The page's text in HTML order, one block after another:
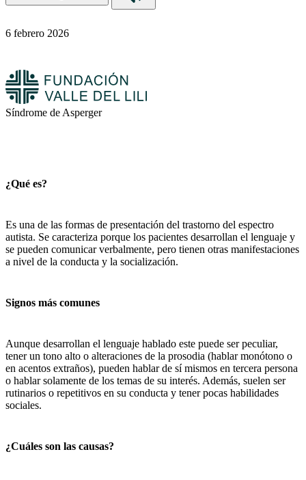
6 febrero 2026
Síndrome de Asperger
¿Qué es?
Es una de las formas de presentación del trastorno del espectro
autista. Se caracteriza porque los pacientes desarrollan el lenguaje y
se pueden comunicar verbalmente, pero tienen otras manifestaciones
a nivel de la conducta y la socialización.
Signos más comunes
Aunque desarrollan el lenguaje hablado este puede ser peculiar,
tener un tono alto o alteraciones de la prosodia (hablar monótono o
en acentos extraños), pueden hablar de sí mismos en tercera persona
o hablar solamente de los temas de su interés. Además, suelen ser
rutinarios o repetitivos en su conducta y tener pocas habilidades
sociales.
¿Cuáles son las causas?